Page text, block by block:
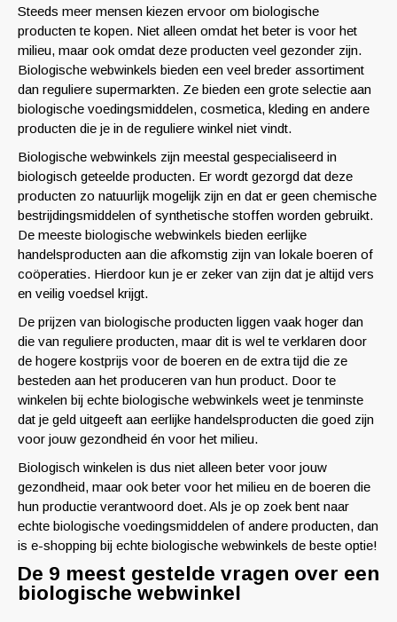
Steeds meer mensen kiezen ervoor om biologische
producten te kopen. Niet alleen omdat het beter is voor het
milieu, maar ook omdat deze producten veel gezonder zijn.
Biologische webwinkels bieden een veel breder assortiment
dan reguliere supermarkten. Ze bieden een grote selectie aan
biologische voedingsmiddelen, cosmetica, kleding en andere
producten die je in de reguliere winkel niet vindt.
Biologische webwinkels zijn meestal gespecialiseerd in
biologisch geteelde producten. Er wordt gezorgd dat deze
producten zo natuurlijk mogelijk zijn en dat er geen chemische
bestrijdingsmiddelen of synthetische stoffen worden gebruikt.
De meeste biologische webwinkels bieden eerlijke
handelsproducten aan die afkomstig zijn van lokale boeren of
coöperaties. Hierdoor kun je er zeker van zijn dat je altijd vers
en veilig voedsel krijgt.
De prijzen van biologische producten liggen vaak hoger dan
die van reguliere producten, maar dit is wel te verklaren door
de hogere kostprijs voor de boeren en de extra tijd die ze
besteden aan het produceren van hun product. Door te
winkelen bij echte biologische webwinkels weet je tenminste
dat je geld uitgeeft aan eerlijke handelsproducten die goed zijn
voor jouw gezondheid én voor het milieu.
Biologisch winkelen is dus niet alleen beter voor jouw
gezondheid, maar ook beter voor het milieu en de boeren die
hun productie verantwoord doet. Als je op zoek bent naar
echte biologische voedingsmiddelen of andere producten, dan
is e-shopping bij echte biologische webwinkels de beste optie!
De 9 meest gestelde vragen over een
biologische webwinkel